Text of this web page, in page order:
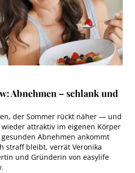
Abnehmen – schlank und
der Sommer rückt näher — und
attraktiv im eigenen Körper
Abnehmen ankommt
straff bleibt, verrät Veronika
und Gründerin von easylife